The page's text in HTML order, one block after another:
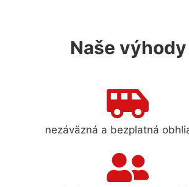
Naše výhody
nezáväzná a bezplatná